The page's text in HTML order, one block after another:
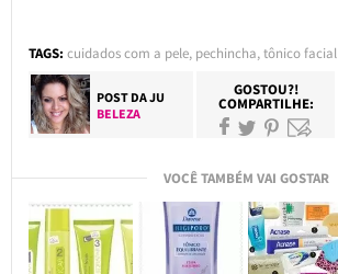
TAGS: cuidados com a pele, pechincha,tônico facial
POST DAJU
BELEZA
GOSTOU?!
COMPARTILHE:
VOCÊ TAMBÉM VAI GOSTAR